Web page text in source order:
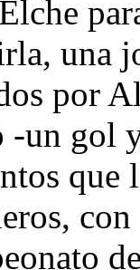
una
por
un gol
que